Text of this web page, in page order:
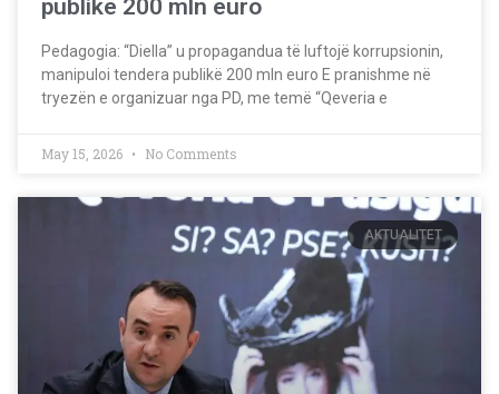
publikë 200 mln euro
Pedagogia: “Diella” u propagandua të luftojë korrupsionin,
manipuloi tendera publikë 200 mln euro E pranishme në
tryezën e organizuar nga PD, me temë “Qeveria e
May 15, 2026 No Comments
AKTUALITET